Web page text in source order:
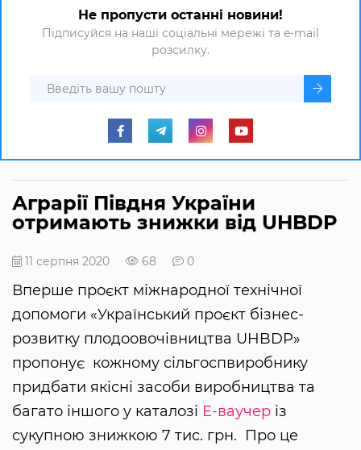
Не пропусти останні новини!
Підписуйся на наші соціальні мережі та e-mail
розсилку.
Аграрії Півдня України
отримають знижки від UHBDP
11 серпня 2020 68 0
Вперше проєкт міжнародної технічної
допомоги «Український проєкт бізнес-
розвитку плодоовочівництва UHBDP»
пропонує кожному сільгоспвиробнику
придбати якісні засоби виробництва та
багато іншого у каталозі Е-ваучер із
сукупною знижкою 7 тис. грн. Про це